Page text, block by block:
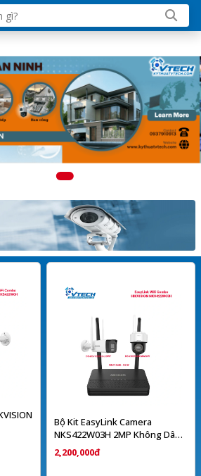
Bộ Kit EasyLink Camera
NKS422W03H 2MP Không Dây
HIKVISION
2,200,000đ